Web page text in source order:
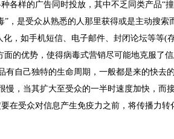
各样的广告同时投放，其中不乏同类产品“
，是受众从熟悉的人那里获得或是主动搜索
，如手机短信、电子邮件、封闭论坛等等(
的优势，使得病毒式营销尽可能地克服了
有自己独特的生命周期，一般都是来的快去
慢，当其扩大至受众的一半时速度加快，而
在受众对信息产生免疫力之前，将传播力转